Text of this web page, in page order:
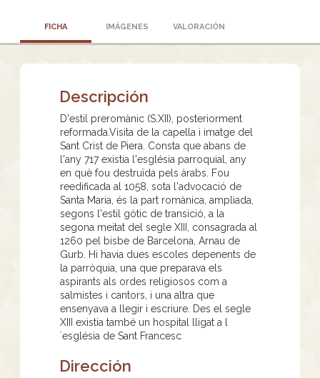
FICHA IMÁGENES VALORACIÓN
Descripción
D'estil preromànic (S.XII), posteriorment
reformada.Visita de la capella i imatge del
Sant Crist de Piera. Consta que abans de
l'any 717 existia l'església parroquial, any
en què fou destruïda pels àrabs. Fou
reedificada al 1058, sota l'advocació de
Santa Maria, és la part romànica, ampliada,
segons l'estil gòtic de transició, a la
segona meitat del segle XIII, consagrada al
1260 pel bisbe de Barcelona, Arnau de
Gurb. Hi havia dues escoles depenents de
la parròquia, una que preparava els
aspirants als ordes religiosos com a
salmistes i cantors, i una altra que
ensenyava a llegir i escriure. Des el segle
XIII existia també un hospital lligat a l
´església de Sant Francesc
Dirección